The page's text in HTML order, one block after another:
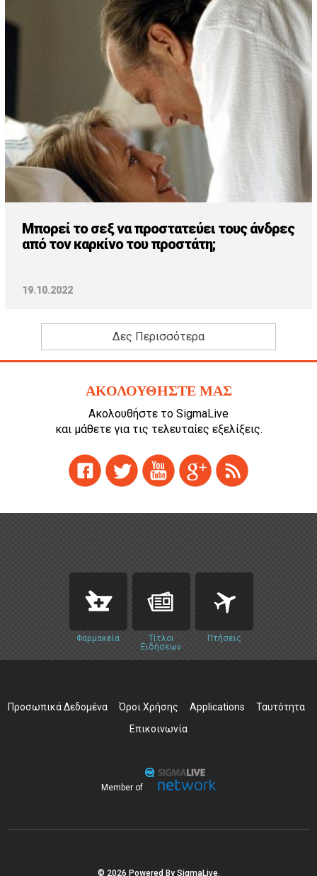
Μπορεί το σεξ να προστατεύει τους άνδρες
από τον καρκίνο του προστάτη;
19.10.2022
Δες Περισσότερα
ΑΚΟΛΟΥΘΗΣΤΕ ΜΑΣ
Ακολουθήστε το SigmaLive
και μάθετε για τις τελευταίες εξελίξεις.
Φαρμακεία
Τίτλοι
Ειδήσεων
Πτήσεις
Προσωπικά Δεδομένα Όροι Χρήσης Applications
Ταυτότητα
Επικοινωνία
Member of
© 2026 Powered By SigmaLive.